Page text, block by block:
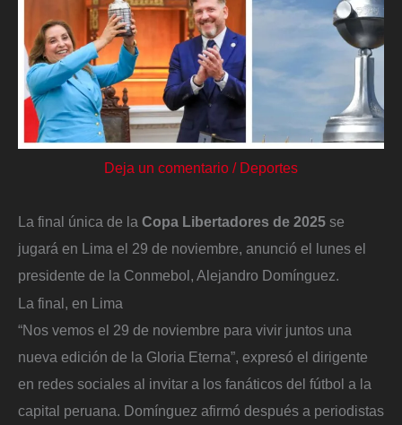
Deja un comentario / Deportes
La final única de la Copa Libertadores de 2025 se
jugará en Lima el 29 de noviembre, anunció el lunes el
presidente de la Conmebol, Alejandro Domínguez.
La final, en Lima
“Nos vemos el 29 de noviembre para vivir juntos una
nueva edición de la Gloria Eterna”, expresó el dirigente
en redes sociales al invitar a los fanáticos del fútbol a la
capital peruana. Domínguez afirmó después a periodistas